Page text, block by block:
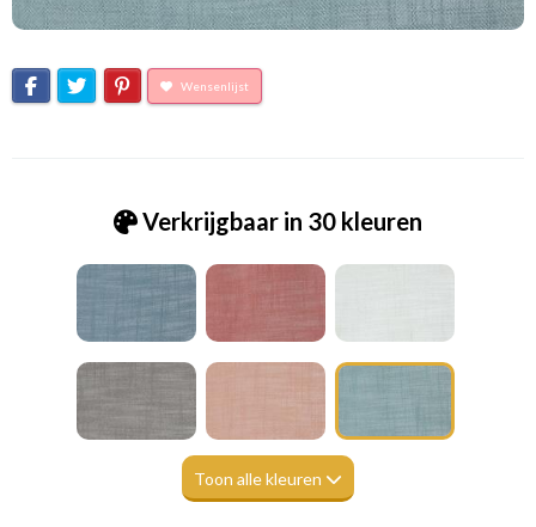
Wensenlijst
Verkrijgbaar in 30 kleuren
Toon alle kleuren